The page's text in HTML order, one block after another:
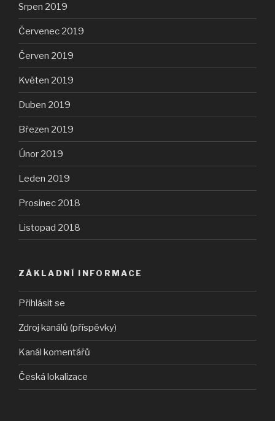
Srpen 2019
Červenec 2019
Červen 2019
Květen 2019
Duben 2019
Březen 2019
Únor 2019
Leden 2019
Prosinec 2018
Listopad 2018
ZÁKLADNÍ INFORMACE
Přihlásit se
Zdroj kanálů (příspěvky)
Kanál komentářů
Česká lokalizace